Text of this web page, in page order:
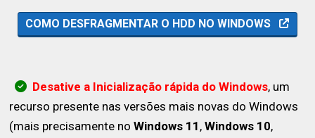
COMO DESFRAGMENTAR O HDD NO WINDOWS
Desative a Inicialização rápida do Windows, um
recurso presente nas versões mais novas do Windows
(mais precisamente noWindows 11 ,Windows 10,